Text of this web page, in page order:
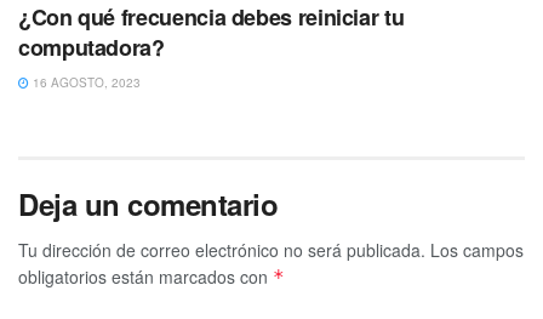
¿Con qué frecuencia debes reiniciar tu
computadora?
16 AGOSTO, 2023
Deja un comentario
Tu dirección de correo electrónico no será publicada. Los campos
obligatorios están marcados con *